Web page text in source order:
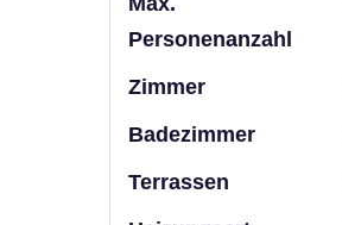
Personenanzahl
Zimmer
Badezimmer
Terrassen